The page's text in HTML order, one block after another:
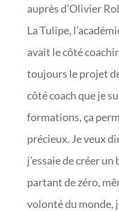
auprès d’Olivier
La Tulipe,
avait le côté
toujours le projet
côté coach que je
formations, ça
précieux. Je veux
j’essaie de créer
partant de zéro,
volonté du monde,